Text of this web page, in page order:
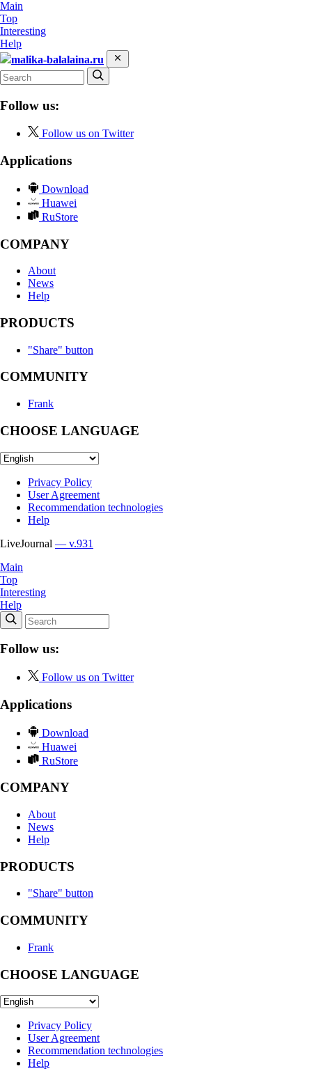
Main
Top
Interesting
Help
malika-balalaina.ru
Follow us:
Follow us on Twitter
Applications
Download
Huawei
RuStore
COMPANY
About
News
Help
PRODUCTS
"Share" button
COMMUNITY
Frank
CHOOSE LANGUAGE
Privacy Policy
User Agreement
Recommendation technologies
Help
LiveJournal — v.931
Main
Top
Interesting
Help
Follow us:
Follow us on Twitter
Applications
Download
Huawei
RuStore
COMPANY
About
News
Help
PRODUCTS
"Share" button
COMMUNITY
Frank
CHOOSE LANGUAGE
Privacy Policy
User Agreement
Recommendation technologies
Help